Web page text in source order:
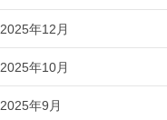
2025年12月
2025年10月
2025年9月